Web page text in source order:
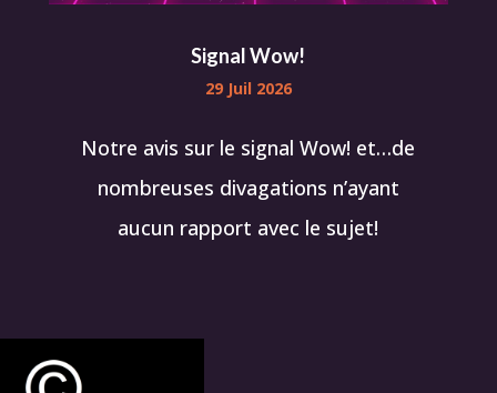
Signal Wow!
29 Juil 2026
Notre avis sur le signal Wow! et…de
nombreuses divagations n’ayant
aucun rapport avec le sujet!